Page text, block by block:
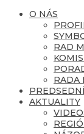
O NÁS
RAD
RADA
AKTUALITY